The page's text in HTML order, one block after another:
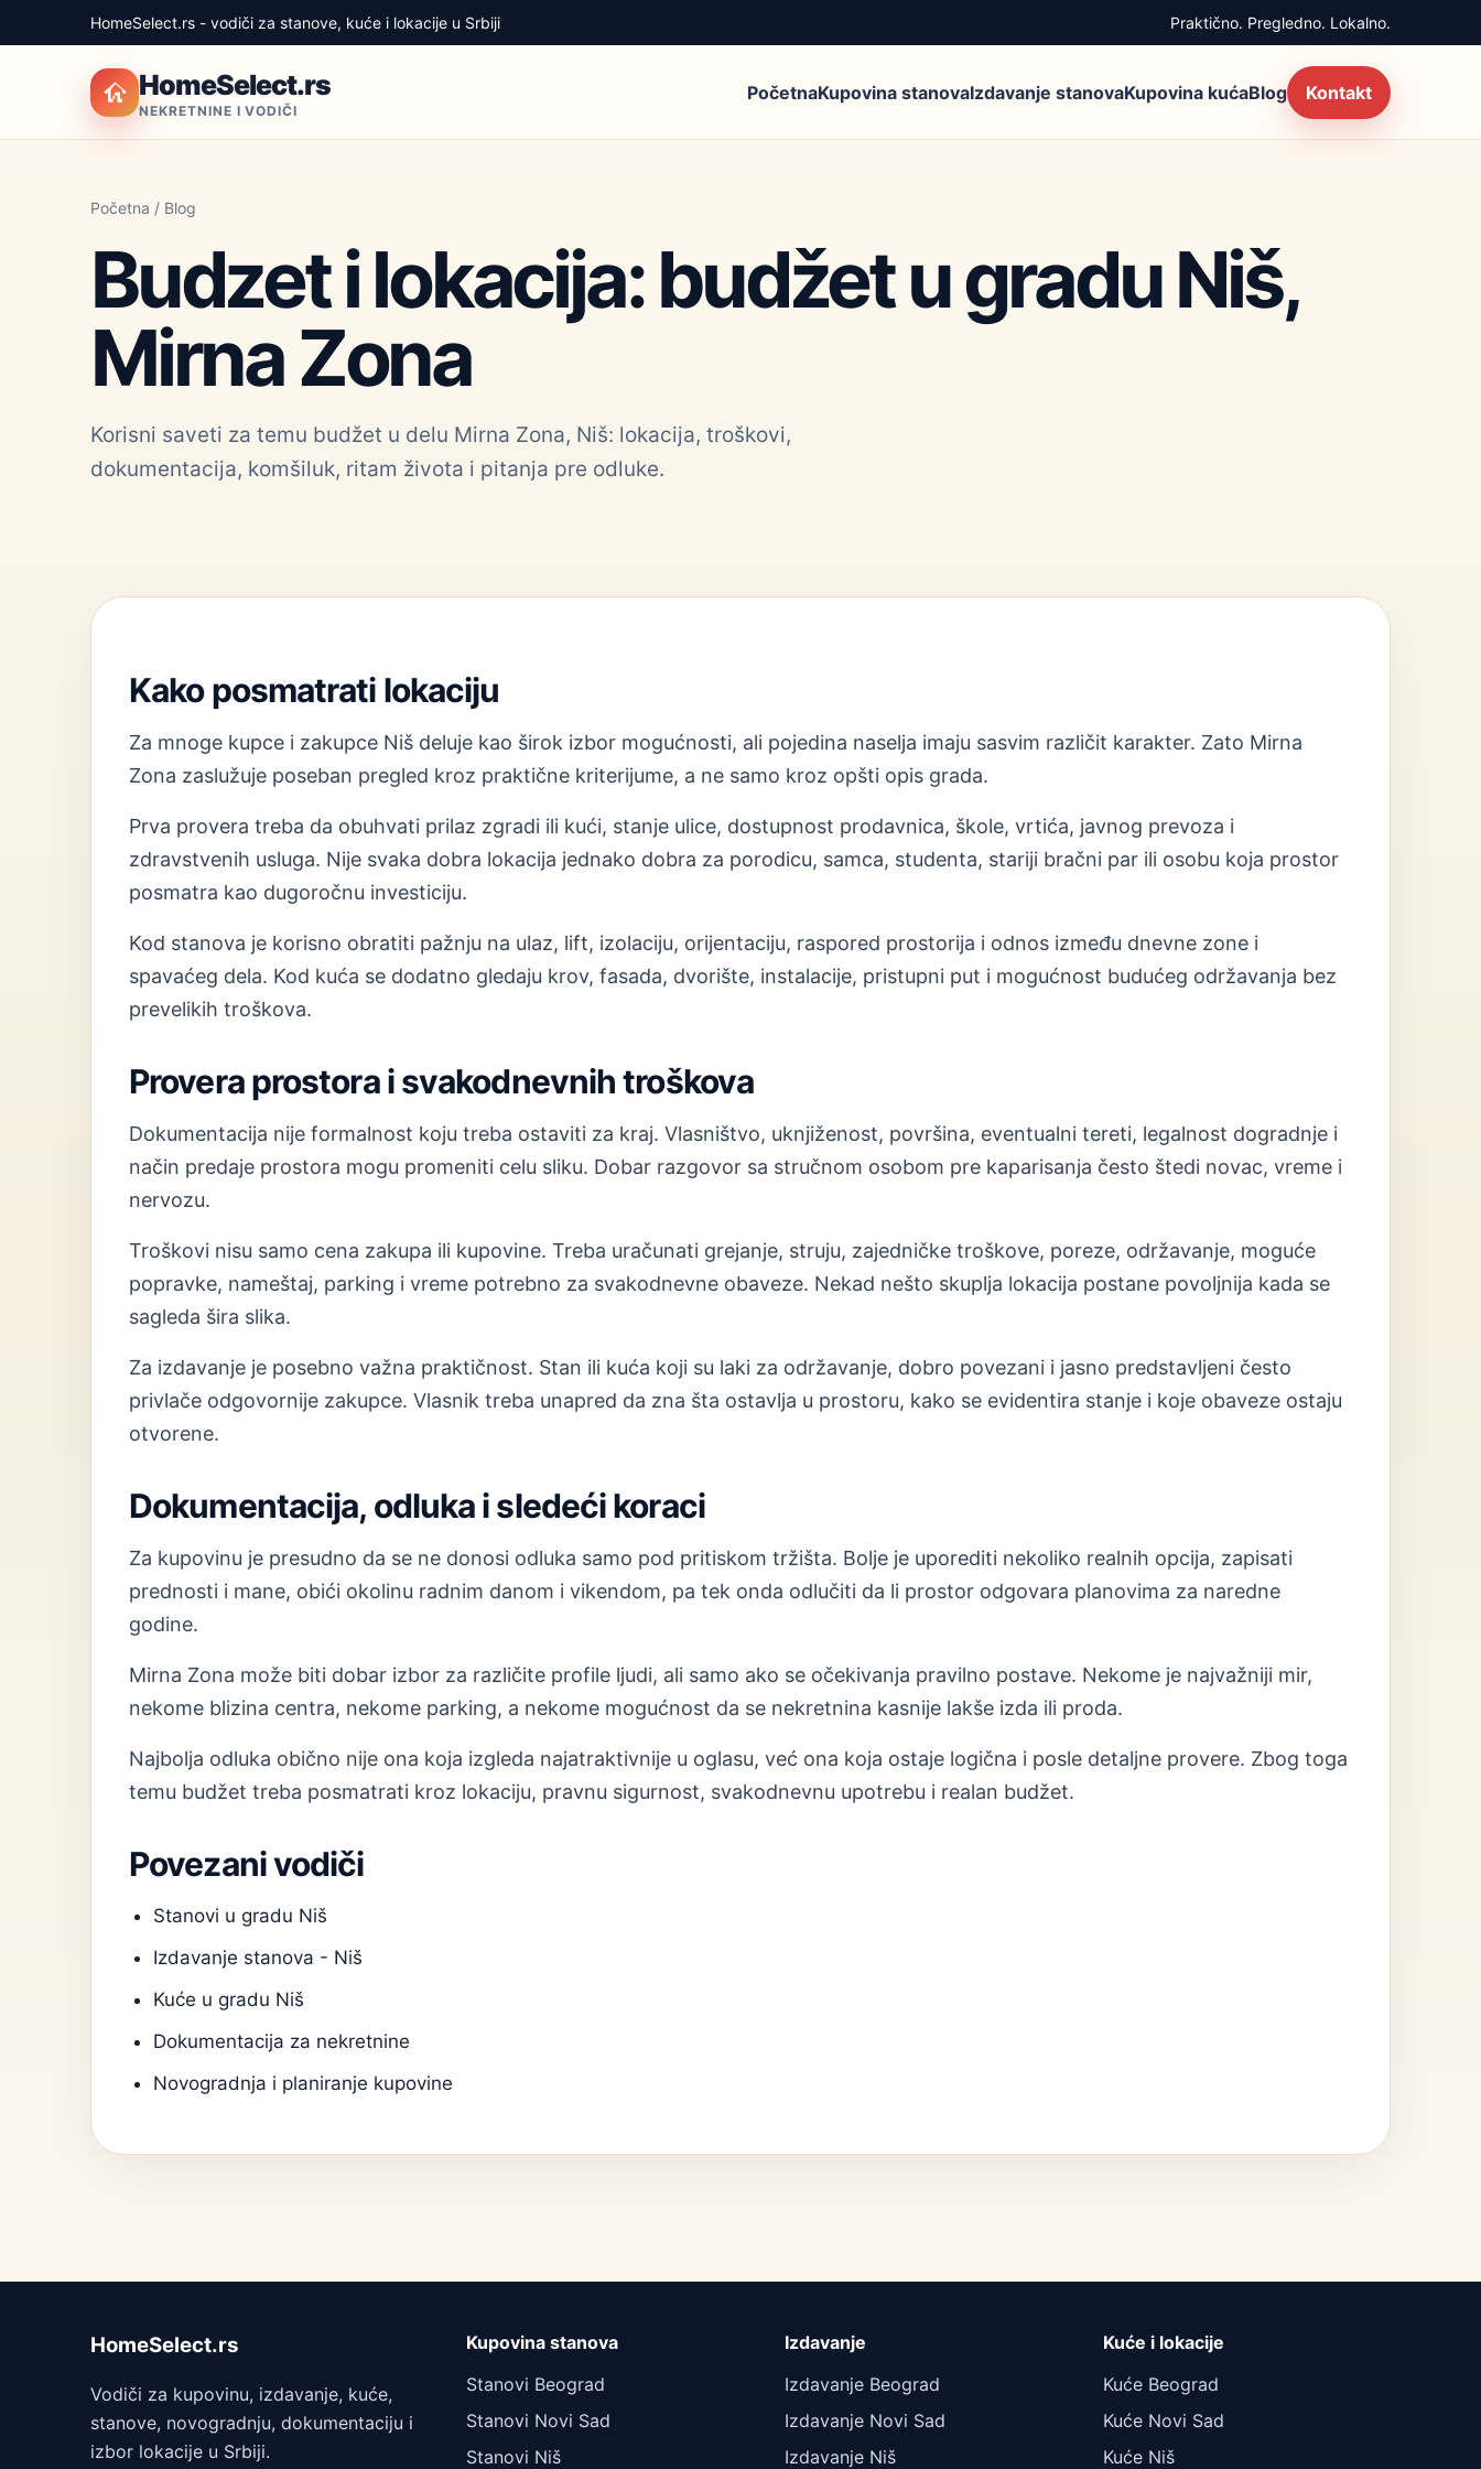
HomeSelect.rs - vodiči za stanove, kuće i lokacije u Srbiji Praktično. Pregledno. Lokalno.
HomeSelect.rs
NEKRETNINE I VODIČI
PočetnaKupovina stanovaIzdavanje stanovaKupovina kućaBlog Kontakt
Početna / Blog
Budzet i lokacija: budžet u gradu Niš,
Mirna Zona
Korisni saveti za temu budžet u delu Mirna Zona, Niš: lokacija, troškovi,
dokumentacija, komšiluk, ritam života i pitanja pre odluke.
Kako posmatrati lokaciju
Za mnoge kupce i zakupce Niš deluje kao širok izbor mogućnosti, ali pojedina naselja imaju sasvim različit karakter. Zato Mirna
Zona zaslužuje poseban pregled kroz praktične kriterijume, a ne samo kroz opšti opis grada.
Prva provera treba da obuhvati prilaz zgradi ili kući, stanje ulice, dostupnost prodavnica, škole, vrtića, javnog prevoza i
zdravstvenih usluga. Nije svaka dobra lokacija jednako dobra za porodicu, samca, studenta, stariji bračni par ili osobu koja prostor
posmatra kao dugoročnu investiciju.
Kod stanova je korisno obratiti pažnju na ulaz, lift, izolaciju, orijentaciju, raspored prostorija i odnos između dnevne zone i
spavaćeg dela. Kod kuća se dodatno gledaju krov, fasada, dvorište, instalacije, pristupni put i mogućnost budućeg održavanja bez
prevelikih troškova.
Provera prostora i svakodnevnih troškova
Dokumentacija nije formalnost koju treba ostaviti za kraj. Vlasništvo, uknjiženost, površina, eventualni tereti, legalnost dogradnje i
način predaje prostora mogu promeniti celu sliku. Dobar razgovor sa stručnom osobom pre kaparisanja često štedi novac, vreme i
nervozu.
Troškovi nisu samo cena zakupa ili kupovine. Treba uračunati grejanje, struju, zajedničke troškove, poreze, održavanje, moguće
popravke, nameštaj, parking i vreme potrebno za svakodnevne obaveze. Nekad nešto skuplja lokacija postane povoljnija kada se
sagleda šira slika.
Za izdavanje je posebno važna praktičnost. Stan ili kuća koji su laki za održavanje, dobro povezani i jasno predstavljeni često
privlače odgovornije zakupce. Vlasnik treba unapred da zna šta ostavlja u prostoru, kako se evidentira stanje i koje obaveze ostaju
otvorene.
Dokumentacija, odluka i sledeći koraci
Za kupovinu je presudno da se ne donosi odluka samo pod pritiskom tržišta. Bolje je uporediti nekoliko realnih opcija, zapisati
prednosti i mane, obići okolinu radnim danom i vikendom, pa tek onda odlučiti da li prostor odgovara planovima za naredne
godine.
Mirna Zona može biti dobar izbor za različite profile ljudi, ali samo ako se očekivanja pravilno postave. Nekome je najvažniji mir,
nekome blizina centra, nekome parking, a nekome mogućnost da se nekretnina kasnije lakše izda ili proda.
Najbolja odluka obično nije ona koja izgleda najatraktivnije u oglasu, već ona koja ostaje logična i posle detaljne provere. Zbog toga
temu budžet treba posmatrati kroz lokaciju, pravnu sigurnost, svakodnevnu upotrebu i realan budžet.
Povezani vodiči
Stanovi u gradu Niš
Izdavanje stanova - Niš
Kuće u gradu Niš
Dokumentacija za nekretnine
Novogradnja i planiranje kupovine
HomeSelect.rs
Vodiči za kupovinu, izdavanje, kuće,
stanove, novogradnju, dokumentaciju i
izbor lokacije u Srbiji.
Kupovina stanova
Stanovi Beograd
Stanovi Novi Sad
Stanovi Niš
Izdavanje
Izdavanje Beograd
Izdavanje Novi Sad
Izdavanje Niš
Kuće i lokacije
Kuće Beograd
Kuće Novi Sad
Kuće Niš